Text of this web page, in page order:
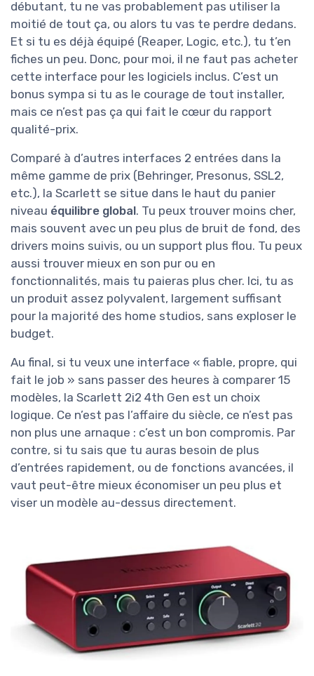
débutant, tu ne vas probablement pas utiliser la
moitié de tout ça, ou alors tu vas te perdre dedans.
Et si tu es déjà équipé (Reaper, Logic, etc.), tu t’en
fiches un peu. Donc, pour moi, il ne faut pas acheter
cette interface pour les logiciels inclus. C’est un
bonus sympa si tu as le courage de tout installer,
mais ce n’est pas ça qui fait le cœur du rapport
qualité-prix.
Comparé à d’autres interfaces 2 entrées dans la
même gamme de prix (Behringer, Presonus, SSL2,
etc.), la Scarlett se situe dans le haut du panier
niveau équilibre global. Tu peux trouver moins cher,
mais souvent avec un peu plus de bruit de fond, des
drivers moins suivis, ou un support plus flou. Tu peux
aussi trouver mieux en son pur ou en
fonctionnalités, mais tu paieras plus cher. Ici, tu as
un produit assez polyvalent, largement suffisant
pour la majorité des home studios, sans exploser le
budget.
Au final, si tu veux une interface « fiable, propre, qui
fait le job » sans passer des heures à comparer 15
modèles, la Scarlett 2i2 4th Gen est un choix
logique. Ce n’est pas l’affaire du siècle, ce n’est pas
non plus une arnaque : c’est un bon compromis. Par
contre, si tu sais que tu auras besoin de plus
d’entrées rapidement, ou de fonctions avancées, il
vaut peut-être mieux économiser un peu plus et
viser un modèle au-dessus directement.